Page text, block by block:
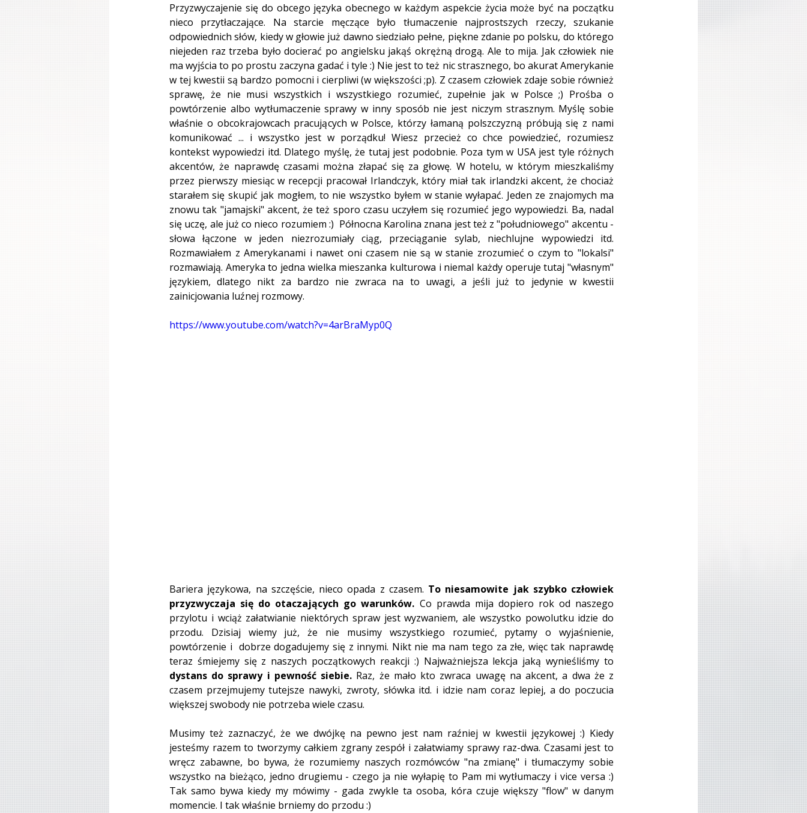
Przyzwyczajenie się do obcego języka obecnego w każdym aspekcie życia może być na początku
nieco przytłaczające. Na starcie męczące było tłumaczenie najprostszych rzeczy, szukanie
odpowiednich słów, kiedy w głowie już dawno siedziało pełne, piękne zdanie po polsku, do którego
niejeden raz trzeba było docierać po angielsku jakąś okrężną drogą. Ale to mija. Jak człowiek nie
ma wyjścia to po prostu zaczyna gadać i tyle :) Nie jest to też nic strasznego, bo akurat Amerykanie
w tej kwestii są bardzo pomocni i cierpliwi (w większości ;p). Z czasem człowiek zdaje sobie również
sprawę, że nie musi wszystkich i wszystkiego rozumieć, zupełnie jak w Polsce ;) Prośba o
powtórzenie albo wytłumaczenie sprawy w inny sposób nie jest niczym strasznym. Myślę sobie
właśnie o obcokrajowcach pracujących w Polsce, którzy łamaną polszczyzną próbują się z nami
komunikować ... i wszystko jest w porządku! Wiesz przecież co chce powiedzieć, rozumiesz
kontekst wypowiedzi itd. Dlatego myślę, że tutaj jest podobnie. Poza tym w USA jest tyle różnych
akcentów, że naprawdę czasami można złapać się za głowę. W hotelu, w którym mieszkaliśmy
przez pierwszy miesiąc w recepcji pracował Irlandczyk, który miał tak irlandzki akcent, że chociaż
starałem się skupić jak mogłem, to nie wszystko byłem w stanie wyłapać. Jeden ze znajomych ma
znowu tak "jamajski" akcent, że też sporo czasu uczyłem się rozumieć jego wypowiedzi. Ba, nadal
się uczę, ale już co nieco rozumiem :)  Północna Karolina znana jest też z "południowego" akcentu -
słowa łączone w jeden niezrozumiały ciąg, przeciąganie sylab, niechlujne wypowiedzi itd.
Rozmawiałem z Amerykanami i nawet oni czasem nie są w stanie zrozumieć o czym to "lokalsi"
rozmawiają. Ameryka to jedna wielka mieszanka kulturowa i niemal każdy operuje tutaj "własnym"
językiem, dlatego nikt za bardzo nie zwraca na to uwagi, a jeśli już to jedynie w kwestii
zainicjowania luźnej rozmowy.
https://www.youtube.com/watch?v=4arBraMyp0Q
Bariera językowa, na szczęście, nieco opada z czasem. To niesamowite jak szybko człowiek
przyzwyczaja się do otaczających go warunków. Co prawda mija dopiero rok od naszego
przylotu i wciąż załatwianie niektórych spraw jest wyzwaniem, ale wszystko powolutku idzie do
przodu. Dzisiaj wiemy już, że nie musimy wszystkiego rozumieć, pytamy o wyjaśnienie,
powtórzenie i  dobrze dogadujemy się z innymi. Nikt nie ma nam tego za złe, więc tak naprawdę
dystans do sprawy i pewność siebie. Raz, że mało kto zwraca uwagę na akcent, a dwa że z
czasem przejmujemy tutejsze nawyki, zwroty, słówka itd. i idzie nam coraz lepiej, a do poczucia
większej swobody nie potrzeba wiele czasu.
Musimy też zaznaczyć, że we dwójkę na pewno jest nam raźniej w kwestii językowej :) Kiedy
jesteśmy razem to tworzymy całkiem zgrany zespół i załatwiamy sprawy raz-dwa. Czasami jest to
wręcz zabawne, bo bywa, że rozumiemy naszych rozmówców "na zmianę" i tłumaczymy sobie
wszystko na bieżąco, jedno drugiemu - czego ja nie wyłapię to Pam mi wytłumaczy i vice versa :)
Tak samo bywa kiedy my mówimy - gada zwykle ta osoba, kóra czuje większy "flow" w danym
momencie. I tak właśnie brniemy do przodu :)